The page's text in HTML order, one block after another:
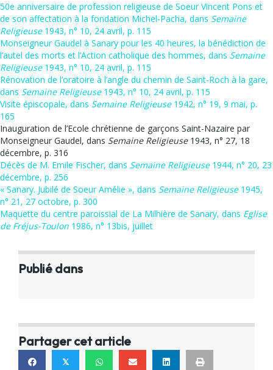
50e anniversaire de profession religieuse de Soeur Vincent Pons et
de son affectation à la fondation Michel-Pacha, dans Semaine
Religieuse1943, n° 10, 24 avril, p. 115
Monseigneur Gaudel à Sanary pour les 40 heures, la bénédiction de
l’autel des morts et l’Action catholique des hommes, dans Semaine
Religieuse1943, n° 10, 24 avril, p. 115
Rénovation de l’oratoire à l’angle du chemin de Saint-Roch à la gare,
dans Semaine Religieuse1943, n° 10, 24 avril, p. 115
Visite épiscopale, dans Semaine Religieuse1942, n° 19, 9 mai, p.
165
Inauguration de l’Ecole chrétienne de garçons Saint-Nazaire par
Monseigneur Gaudel, dans Semaine Religieuse1943, n° 27, 18
décembre, p. 316
Décès de M. Emile Fischer, dans Semaine Religieuse1944, n° 20, 23
décembre, p. 256
« Sanary. Jubilé de Soeur Amélie », dans Semaine Religieuse1945,
n° 21, 27 octobre, p. 300
Maquette du centre paroissial de La Milhière de Sanary, dans Eglise
de Fréjus-Toulon 1986, n° 13bis, juillet
Publié dans
Partager cet article
𝕏